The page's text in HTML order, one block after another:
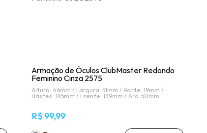
Armação de Óculos ClubMaster Redondo
Feminino Cinza 2575
Altura: 46mm / Largura: 51mm / Ponte: 19mm /
Hastes: 145mm / Frente: 139mm / Aro: 50mm
R$ 99,99